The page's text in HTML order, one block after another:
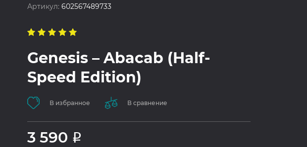
Артикул:602567489733
Genesis – Abacab (Half-
Speed Edition)
В избранное В сравнение
3 590 Р